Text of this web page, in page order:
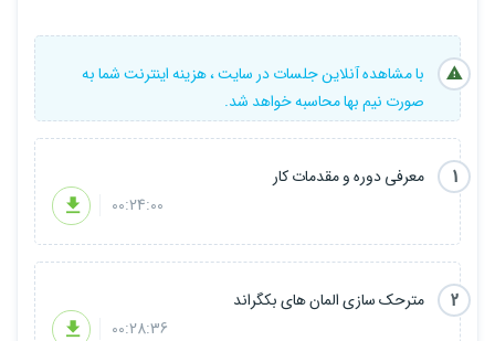
با مشاهده آنلاین جلسات در سایت ، هزینه اینترنت شما به
صورت نیم بها محاسبه خواهد شد.
1
معرفی دوره و مقدمات کار
00:24:00
2
مترحک سازی المان های بکگراند
00:28:36